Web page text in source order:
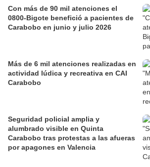
Con más de 90 mil atenciones el
0800-Bigote benefició a pacientes de
Carabobo en junio y julio 2026
Más de 6 mil atenciones realizadas en
actividad lúdica y recreativa en CAI
Carabobo
Seguridad policial amplia y
alumbrado visible en Quinta
Carabobo tras protestas a las afueras
por apagones en Valencia